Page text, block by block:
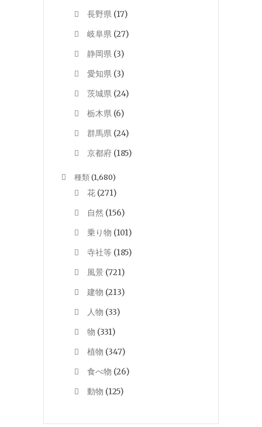
長野県 (17)
岐阜県 (27)
静岡県 (3)
愛知県 (3)
茨城県 (24)
栃木県 (6)
群馬県 (24)
京都府 (185)
種類(1,680)
花 (271)
自然 (156)
乗り物 (101)
寺社等 (185)
風景 (721)
建物 (213)
人物 (33)
物 (331)
植物 (347)
食べ物 (26)
動物 (125)